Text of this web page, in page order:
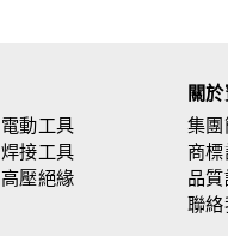
電動工具
焊接工具
高壓絕緣
關
集
商
品
聯